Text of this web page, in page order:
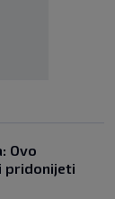
Ovo
pridonijeti